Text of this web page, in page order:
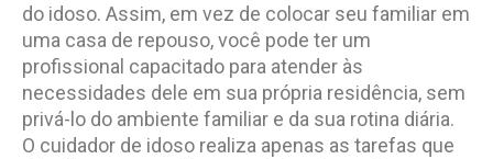
do idoso. Assim, em vez de colocar seu familiar em
uma casa de repouso, você pode ter um
profissional capacitado para atender às
necessidades dele em sua própria residência, sem
privá-lo do ambiente familiar e da sua rotina diária.
O cuidador de idoso realiza apenas as tarefas que